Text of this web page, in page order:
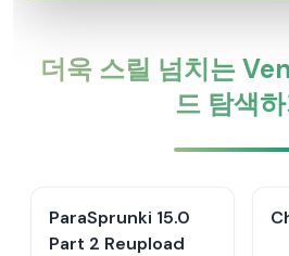
더욱 스릴 넘치는
드 탐색
ParaSprunki 15.0
Part 2 Reupload